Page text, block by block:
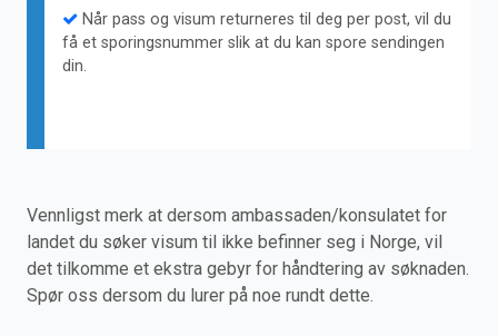
Når pass og visum returneres til deg per post, vil du
få et sporingsnummer slik at du kan spore sendingen
din.
Vennligst merk at dersom ambassaden/konsulatet for
landet du søker visum til ikke befinner seg i Norge, vil
det tilkomme et ekstra gebyr for håndtering av søknaden.
Spør oss dersom du lurer på noe rundt dette.